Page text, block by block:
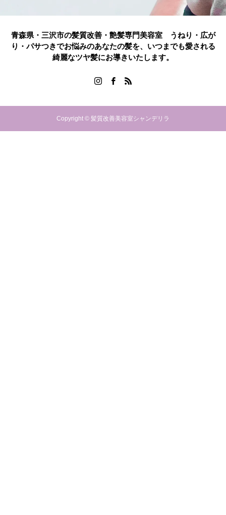
青森県・三沢市の髪質改善・艶髪専門美容室 うねり・広が
り・パサつきでお悩みのあなたの髪を、いつまでも愛される
綺麗なツヤ髪にお導きいたします。
Copyright © 髪質改善美容室シャンデリラ